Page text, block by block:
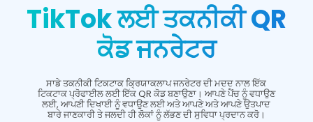
TikTok ਲਈ ਤਕਨੀਕੀ QR
ਕੋਡ ਜਨਰੇਟਰ
ਸਾਡੇ ਤਕਨੀਕੀ ਟਿਕਟਾਕ ਕ੍ਰਿਯਾਕਲਾਪ ਜਨਰੇਟਰ ਦੀ ਮਦਦ ਨਾਲ ਇੱਕ
ਟਿਕਟਾਕ ਪ੍ਰੋਫਾਈਲ ਲਈ ਇੱਕ QR ਕੋਡ ਬਣਾਉਣਾ। ਆਪਣੇ ਪੈਂਚ ਨੂੰ ਵਧਾਉਣ
ਲਈ, ਆਪਣੀ ਦਿਖਾਈ ਨੂੰ ਵਧਾਉਣ ਲਈ ਅਤੇ ਆਪਣੇ ਅਤੇ ਆਪਣੇ ਉਤਪਾਦ
ਬਾਰੇ ਜਾਣਕਾਰੀ ਤੇ ਜਲਦੀ ਹੀ ਲੋਕਾਂ ਨੂੰ ਲੱਭਣ ਦੀ ਸੁਵਿਧਾ ਪ੍ਰਦਾਨ ਕਰੋ।